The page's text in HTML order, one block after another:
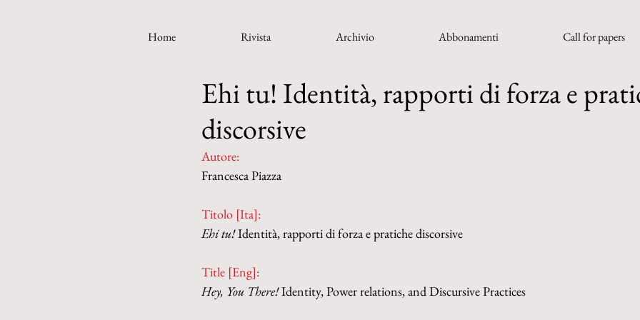
Home Rivista Archivio Abbonamenti Call for papers
Ehi tu! Identità, rapporti di forza e
discorsive
Autore:
Francesca Piazza
Titolo [Ita]:
Ehi tu! Identità, rapporti di forza e pratiche discorsive
Title [Eng]:
Hey, You There! Identity, Power relations, and Discursive Practices